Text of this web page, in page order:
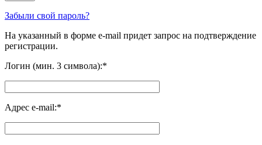
Забыли свой пароль?
На указанный в форме e-mail придет запрос на подтверждение
регистрации.
Логин (мин. 3 символа):*
Адрес e-mail:*